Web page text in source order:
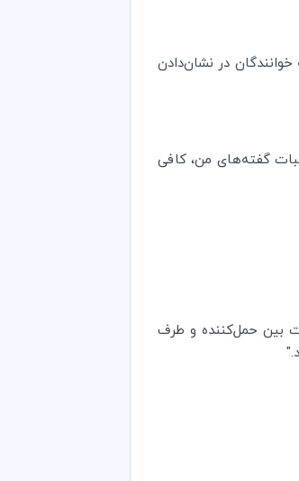
دادن
گفته‌های من، کافی
بین حمل‌کننده و طرف